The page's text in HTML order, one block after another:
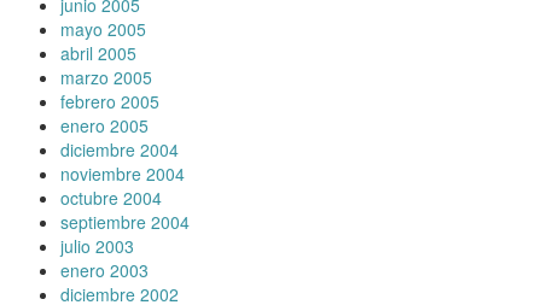
mayo 2005
abril 2005
marzo 2005
febrero 2005
enero 2005
diciembre 2004
noviembre 2004
octubre 2004
septiembre 2004
julio 2003
enero 2003
diciembre 2002